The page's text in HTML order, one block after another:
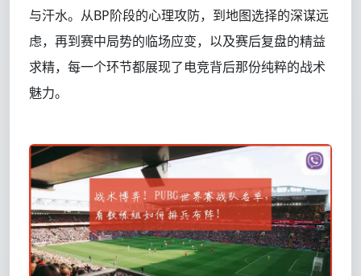
与汗水。从BP阶段的心理攻防，到地图选择的深谋远
虑，再到赛中局势的临场应变，以及赛后复盘的精益
求精，每一个环节都展现了电竞背后那份纯粹的战术
魅力。